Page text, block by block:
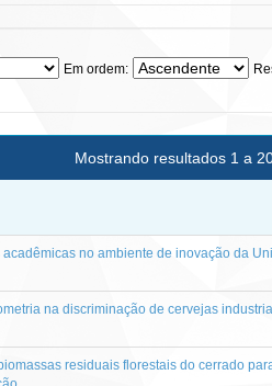
Em ordem:
Mostrando resultados 1 a
no ambiente de inovação da
na discriminação de cervejas
residuais florestais do cerrado